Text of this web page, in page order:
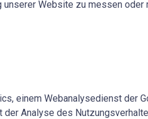
Website zu messen
einem Webanalysedienst der
der Analyse des